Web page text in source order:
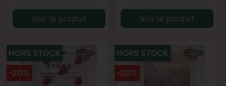
Voir le produit Voir le produit
HORS STOCK
-20%
HORS STOCK
-20%